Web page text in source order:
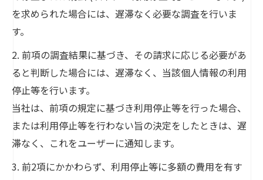
を求められた場合には、遅滞なく必要な調査を行いま
す。
2. 前項の調査結果に基づき、その請求に応じる必要があ
ると判断した場合には、遅滞なく、当該個人情報の利用
停止等を行います。
当社は、前項の規定に基づき利用停止等を行った場合、
または利用停止等を行わない旨の決定をしたときは、遅
滞なく、これをユーザーに通知します。
3. 前2項にかかわらず、利用停止等に多額の費用を有す